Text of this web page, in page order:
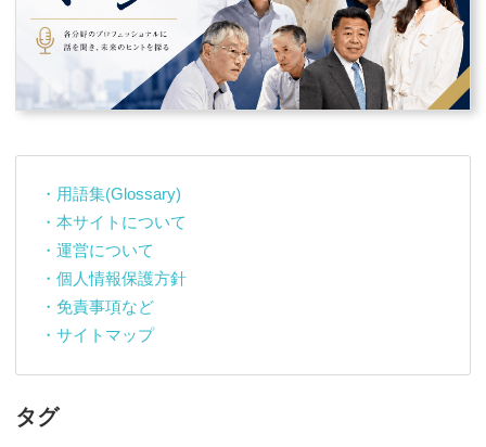
・用語集(Glossary)
・本サイトについて
・運営について
・個人情報保護方針
・免責事項など
・サイトマップ
タグ